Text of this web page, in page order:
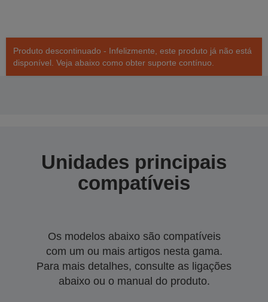
Produto descontinuado - Infelizmente, este produto já não está
disponível. Veja abaixo como obter suporte contínuo.
Unidades principais
compatíveis
Os modelos abaixo são compatíveis
com um ou mais artigos nesta gama.
Para mais detalhes, consulte as ligações
abaixo ou o manual do produto.